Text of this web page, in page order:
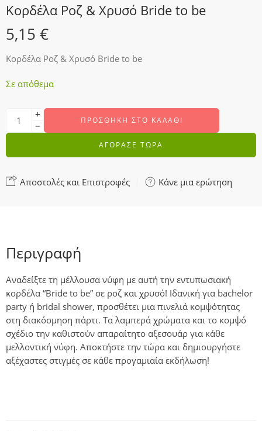
Κορδέλα Ροζ & Χρυσό Bride to be
5,15 €
Κορδέλα Ροζ & Χρυσό Bride to be
Σε απόθεμα
ΠΡΟΣΘΉΚΗ ΣΤΟ ΚΑΛΆΘΙ
ΑΓΟΡΑΣΕ ΤΩΡΑ
Αποστολές και Επιστροφές Κάνε μια ερώτηση
Περιγραφή
Αναδείξτε τη μέλλουσα νύφη με αυτή την εντυπωσιακή
κορδέλα “Bride to be” σε ροζ και χρυσό! Ιδανική για bachelor
party ή bridal shower, προσθέτει μια πινελιά κομψότητας
στη διακόσμηση πάρτι. Τα λαμπερά χρώματα και το κομψό
σχέδιο την καθιστούν απαραίτητο αξεσουάρ για κάθε
μελλοντική νύφη. Αποκτήστε την τώρα και δημιουργήστε
αξέχαστες στιγμές σε κάθε προγαμιαία εκδήλωση!